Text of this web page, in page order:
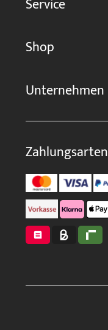
Service
Shop
Unternehmen
Zahlungsarten